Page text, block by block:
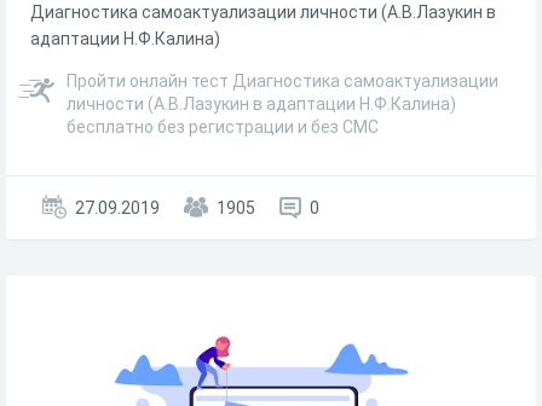
Диагностика самоактуализации личности (А.В.Лазукин в
адаптации Н.Ф.Калина)
Пройти онлайн тест Диагностика самоактуализации
личности (А.В.Лазукин в адаптации Н.Ф.Калина)
бесплатно без регистрации и без СМС
27.09.2019 1905 0